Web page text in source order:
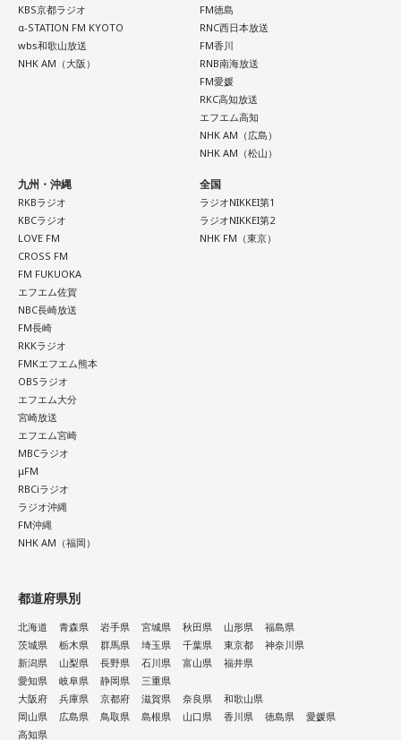
KBS京都ラジオ
α-STATION FM KYOTO
wbs和歌山放送
NHK AM（大阪）
FM徳島
RNC西日本放送
FM香川
RNB南海放送
FM愛媛
RKC高知放送
エフエム高知
NHK AM（広島）
NHK AM（松山）
九州・沖縄
RKBラジオ
KBCラジオ
LOVE FM
CROSS FM
FM FUKUOKA
エフエム佐賀
NBC長崎放送
FM長崎
RKKラジオ
FMKエフエム熊本
OBSラジオ
エフエム大分
宮崎放送
エフエム宮崎
MBCラジオ
μFM
RBCiラジオ
ラジオ沖縄
FM沖縄
NHK AM（福岡）
全国
ラジオNIKKEI第1
ラジオNIKKEI第2
NHK FM（東京）
都道府県別
北海道 青森県 岩手県 宮城県 秋田県 山形県
福島県
茨城県
栃木県 群馬県 埼玉県 千葉県 東京都
神奈川県
新潟県
山梨県 長野県 石川県 富山県
福井県
愛知県
岐阜県 静岡県
三重県
大阪府
兵庫県 京都府 滋賀県 奈良県
和歌山県
岡山県
広島県 鳥取県 島根県 山口県 香川県 徳島県
愛媛県
高知県